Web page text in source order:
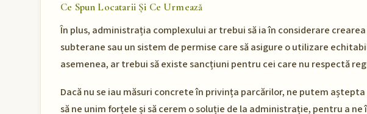
Ce Spun Locatarii Și Ce Urmează
În plus, administrația complexului ar trebui să ia în considerare
subterane sau un sistem de permise care să asigure o utilizare
asemenea, ar trebui să existe sancțiuni pentru cei care nu respectă
Dacă nu se iau măsuri concrete în privința parcărilor, ne putem
să ne unim forțele și să cerem o soluție de la administrație, pentru a